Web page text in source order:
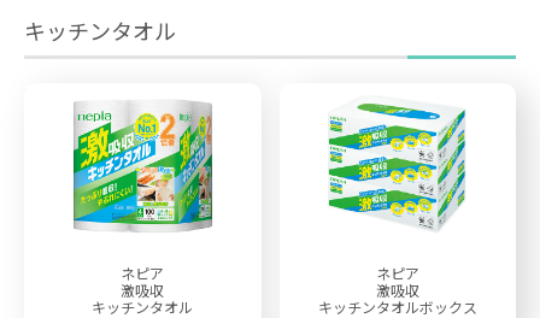
キッチンタオル
ネピア
激吸収
キッチンタオル
ネピア
激吸収
キッチンタオルボックス